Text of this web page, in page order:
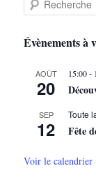
e
h
Évènements à
AOÛT
20
15:00-
SEP
12
Toute
Fête
Voir le calendrier